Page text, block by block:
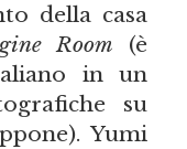
della casa
Room (è
in un
su
Yumi